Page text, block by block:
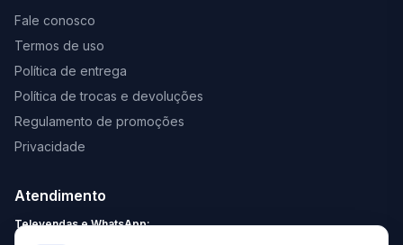
Fale conosco
Termos de uso
Política de entrega
Política de trocas e devoluções
Regulamento de promoções
Privacidade
Atendimento
Televendas e WhatsApp: